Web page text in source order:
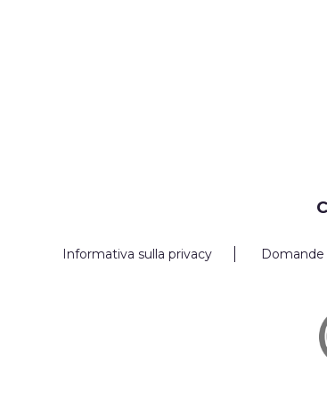
Informativa sulla privacy